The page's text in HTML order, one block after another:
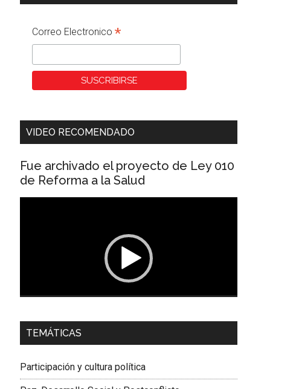
Correo Electronico *
VIDEO RECOMENDADO
Fue archivado el proyecto de Ley 010
de Reforma a la Salud
Dra. Carolina Corcho Mejía,
Latinoamericana Sur, Vicepresidenta Federación
TEMÁTICAS
Participación y cultura política